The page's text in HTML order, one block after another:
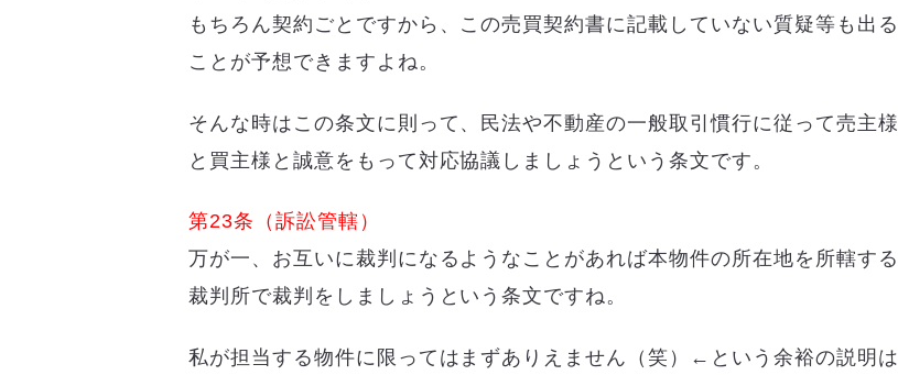
もちろん契約ごとですから、この売買契約書に記載していない質疑等も出る
ことが予想できますよね。
そんな時はこの条文に則って、民法や不動産の一般取引慣行に従って売主様
と買主様と誠意をもって対応協議しましょうという条文です。
第23条（訴訟管轄）
万が一、お互いに裁判になるようなことがあれば本物件の所在地を所轄する
裁判所で裁判をしましょうという条文ですね。
私が担当する物件に限ってはまずありえません（笑）←という余裕の説明は